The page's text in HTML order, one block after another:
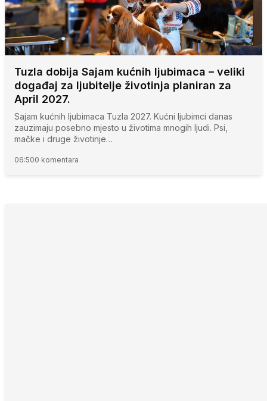
Tuzla dobija Sajam kućnih ljubimaca – veliki
događaj za ljubitelje životinja planiran za
April 2027.
Sajam kućnih ljubimaca Tuzla 2027. Kućni ljubimci danas
zauzimaju posebno mjesto u životima mnogih ljudi. Psi,
mačke i druge životinje…
06:500 komentara